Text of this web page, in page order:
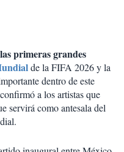
primeras grandes
de la FIFA 2026 y la
dentro de este
a los artistas que
servirá como antesala del